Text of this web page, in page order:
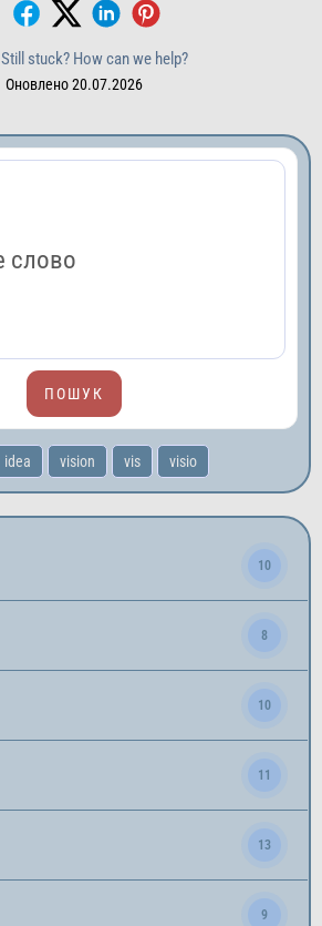
idea vision vis visio
10
8
10
11
13
9
Still stuck? How can we help?
Оновлено 20.07.2026